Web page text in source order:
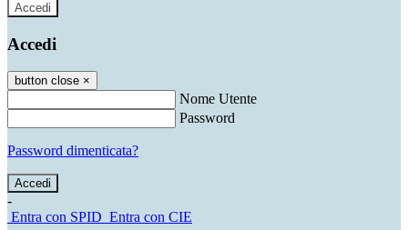
Accedi
Accedi
button close ×
Nome Utente
Password
Password dimenticata?
-
Entra con SPID Entra con CIE